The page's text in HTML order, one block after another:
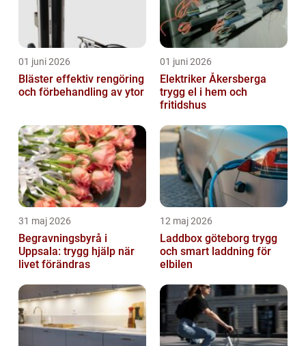
01 juni 2026
Bläster effektiv rengöring
och förbehandling av ytor
01 juni 2026
Elektriker Åkersberga
trygg el i hem och
fritidshus
31 maj 2026
Begravningsbyrå i
Uppsala: trygg hjälp när
livet förändras
12 maj 2026
Laddbox göteborg trygg
och smart laddning för
elbilen